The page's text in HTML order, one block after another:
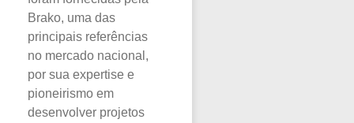
Brako, uma das
principais referências
no mercado nacional,
por sua expertise e
pioneirismo em
desenvolver projetos